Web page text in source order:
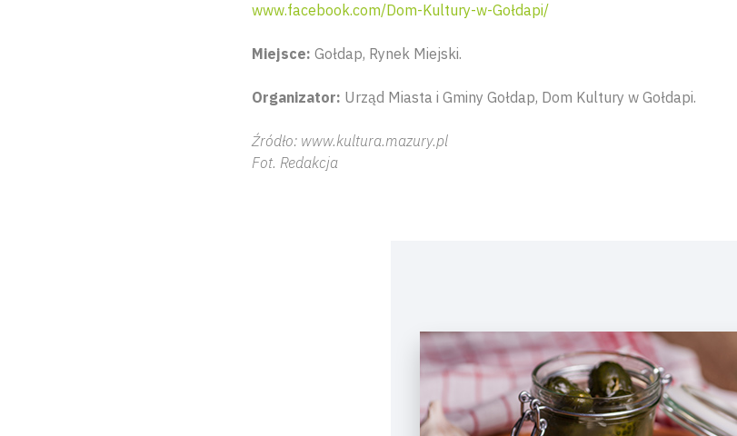
www.facebook.com/Dom-Kultury-w-Gołdapi/
Miejsce: Gołdap, Rynek Miejski.
Organizator: Urząd Miasta i Gminy Gołdap, Dom Kultury w Gołdapi.
Źródło: www.kultura.mazury.pl
Fot. Redakcja